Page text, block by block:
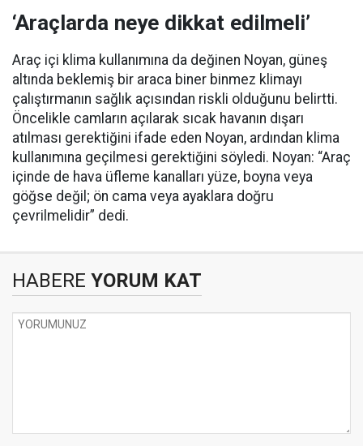
‘Araçlarda neye dikkat edilmeli’
Araç içi klima kullanımına da değinen Noyan, güneş
altında beklemiş bir araca biner binmez klimayı
çalıştırmanın sağlık açısından riskli olduğunu belirtti.
Öncelikle camların açılarak sıcak havanın dışarı
atılması gerektiğini ifade eden Noyan, ardından klima
kullanımına geçilmesi gerektiğini söyledi. Noyan: “Araç
içinde de hava üfleme kanalları yüze, boyna veya
göğse değil; ön cama veya ayaklara doğru
çevrilmelidir” dedi.
HABERE YORUM KAT